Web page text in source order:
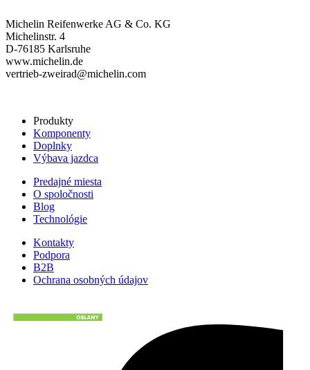
Michelin Reifenwerke AG & Co. KG
Michelinstr. 4
D-76185 Karlsruhe
www.michelin.de
vertrieb-zweirad@michelin.com
Produkty
Komponenty
Doplnky
Výbava jazdca
Predajné miesta
O spoločnosti
Blog
Technológie
Kontakty
Podpora
B2B
Ochrana osobných údajov